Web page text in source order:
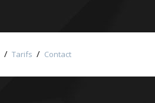
/ Tarifs / Contact